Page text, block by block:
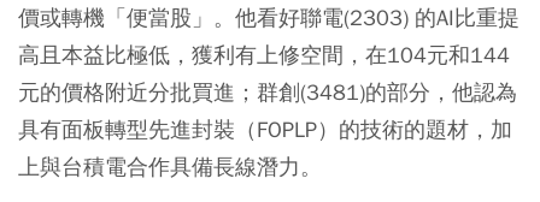
價或轉機「便當股」。他看好聯電(2303) 的AI比重提
高且本益比極低，獲利有上修空間，在104元和144
元的價格附近分批買進；群創(3481)的部分，他認為
具有面板轉型先進封裝（FOPLP）的技術的題材，加
上與台積電合作具備長線潛力。